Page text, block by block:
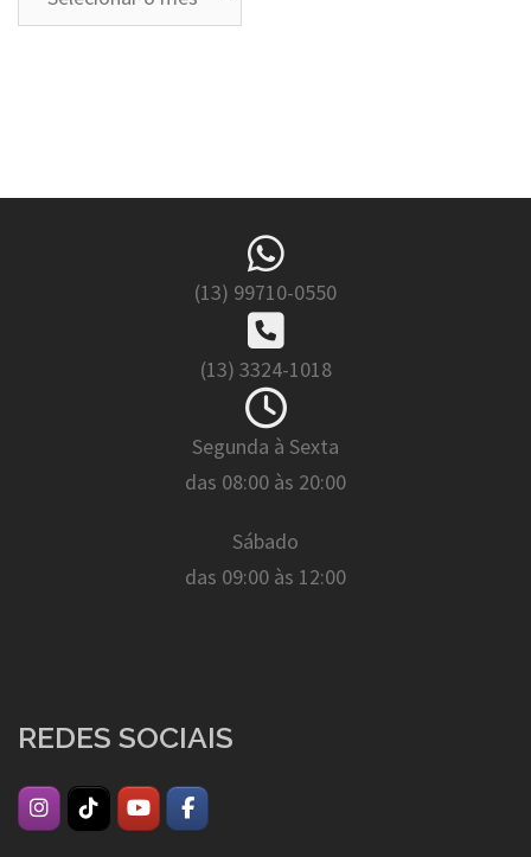
(13) 99710-0550
(13) 3324-1018
Segunda à Sexta
das 08:00 às 20:00
Sábado
das 09:00 às 12:00
REDES SOCIAIS